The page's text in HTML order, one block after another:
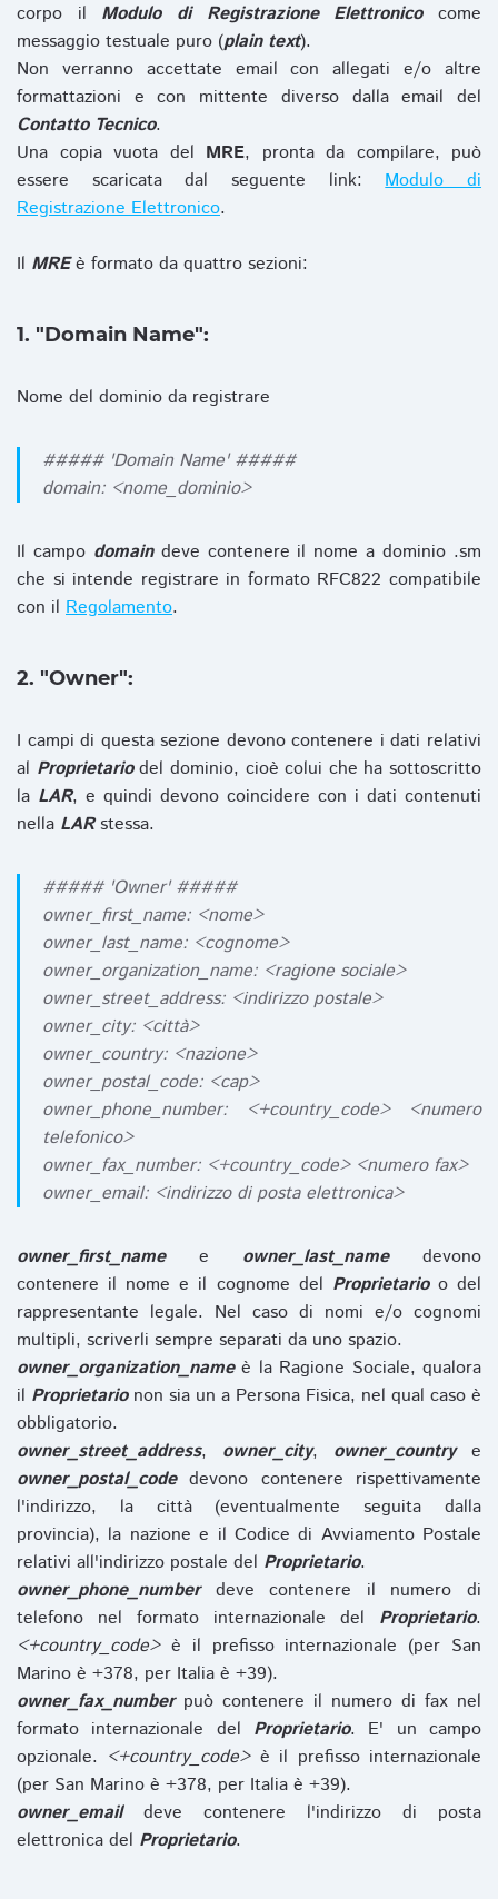
corpo il Modulo di Registrazione Elettronicocome
messaggio testuale puro (plain text).
Non verranno accettate email con allegati e/o altre
formattazioni e con mittente diverso dalla email del
Contatto Tecnico.
Una copia vuota del MRE, pronta da compilare, può
essere scaricata dal seguente link:Modulo di
Registrazione Elettronico.
Il MREè formato da quattro sezioni:
1. "Domain Name":
Nome del dominio da registrare
##### 'Domain Name' #####
domain: <nome_dominio>
Il campo domaindeve contenere il nome a dominio .sm
che si intende registrare in formato RFC822 compatibile
con il Regolamento.
2. "Owner":
I campi di questa sezione devono contenere i dati relativi
al Proprietariodel dominio, cioè colui che ha sottoscritto
la LAR, e quindi devono coincidere con i dati contenuti
nella LARstessa.
##### 'Owner' #####
owner_first_name: <nome>
owner_last_name: <cognome>
owner_organization_name: <ragione sociale>
owner_street_address: <indirizzo postale>
owner_city: <città>
owner_country: <nazione>
owner_postal_code: <cap>
owner_phone_number: <+country_code> <numero
telefonico>
owner_fax_number: <+country_code> <numero fax>
owner_email: <indirizzo di posta elettronica>
owner_first_namee owner_last_namedevono
contenere il nome e il cognome del Proprietarioo del
rappresentante legale. Nel caso di nomi e/o cognomi
multipli, scriverli sempre separati da uno spazio.
owner_organization_nameè la Ragione Sociale, qualora
il Proprietarionon sia un a Persona Fisica, nel qual caso è
obbligatorio.
owner_street_address, owner_city, owner_countrye
owner_postal_codedevono contenere rispettivamente
l'indirizzo, la città (eventualmente seguita dalla
provincia), la nazione e il Codice di Avviamento Postale
relativi all'indirizzo postale del Proprietario.
owner_phone_numberdeve contenere il numero di
telefono nel formato internazionale del Proprietario.
<+country_code>è il prefisso internazionale (per San
Marino è +378, per Italia è +39).
owner_fax_numberpuò contenere il numero di fax nel
formato internazionale del Proprietario. E' un campo
opzionale. <+country_code>è il prefisso internazionale
(per San Marino è +378, per Italia è +39).
owner_emaildeve contenere l'indirizzo di posta
elettronica del Proprietario.